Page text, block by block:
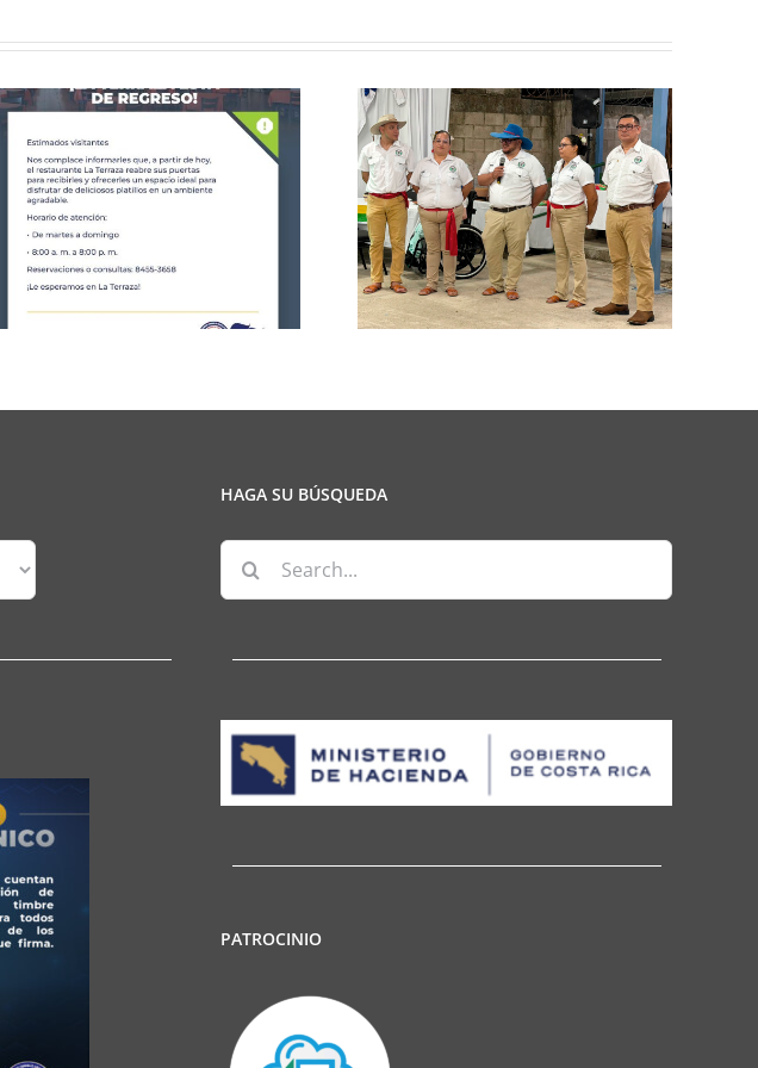
Celebración de la
25 de Julio
CCPCR Informa
HAGA SU BÚSQUEDA
Search
for:
PATROCINIO